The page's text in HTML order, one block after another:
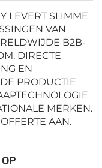
LEVERT SLIMME
VAN
B2B-
DIRECTE
EN
PRODUCTIE
MERKEN.
AAN.